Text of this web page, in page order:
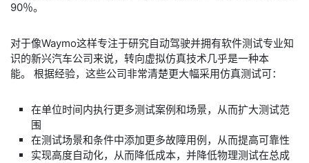
90％。
对于像Waymo这样专注于研究自动驾驶并拥有软件测试专业知
识的新兴汽车公司来说，转向虚拟仿真技术几乎是一种本
能。 根据经验，这些公司非常清楚更大幅采用仿真测试可：
在单位时间内执行更多测试案例和场景，从而扩大测试范
围
在测试场景和条件中添加更多故障用例，从而提高可靠性
实现高度自动化，从而降低成本，并降低物理测试在总成